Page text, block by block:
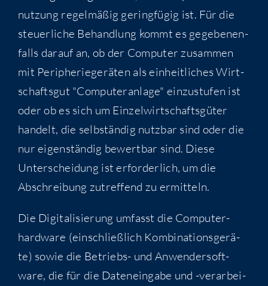
nut­zung regel­mä­ßig gering­fü­gig ist. Für die
steu­er­li­che Behand­lung kommt es gege­be­nen­
falls dar­auf an, ob der Com­pu­ter zusam­men
mit Peri­phe­rie­ge­rä­ten als ein­heit­li­ches Wirt­
schafts­gut "Com­pu­ter­an­la­ge" ein­zu­stu­fen ist
oder ob es sich um Ein­zel­wirt­schafts­gü­ter
han­delt, die selb­stän­dig nutz­bar sind oder die
nur eigen­stän­dig bewert­bar sind. Die­se
Unter­schei­dung ist erfor­der­lich, um die
Abschrei­bung zutref­fend zu ermitteln.
Die Digi­ta­li­sie­rung umfasst die Com­pu­ter­
hard­ware (ein­schließ­lich Kom­bi­na­ti­ons­ge­rä­
te) sowie die Betriebs- und Anwen­der­soft­
ware, die für die Daten­ein­ga­be und -ver­ar­bei­